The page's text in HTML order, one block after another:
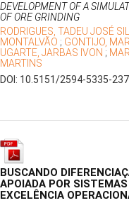
DEVELOPMENT OF A
OF ORE GRINDING
RODRIGUES, TADEU JOSÉ
MONTALVÃO ; GONTIJO,
UGARTE, JARBAS IVON ;
MARTINS
DOI: 10.5151/2594-5335-
BUSCANDO
APOIADA POR
EXCELÊNCIA